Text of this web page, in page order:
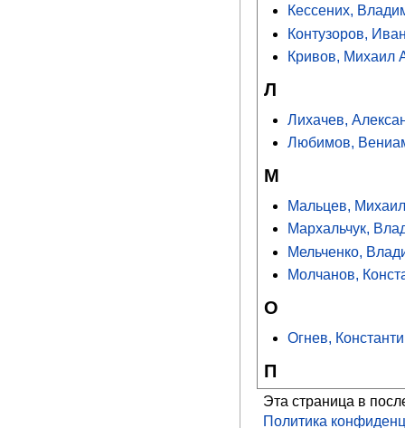
Кессених,
Контузоров,
Кривов, Михаил
Л
Лихачев,
Любимов,
М
Мальцев,
Мархальчук,
Мельченко,
Молчанов,
О
Огнев,
П
Эта страница в
Политика